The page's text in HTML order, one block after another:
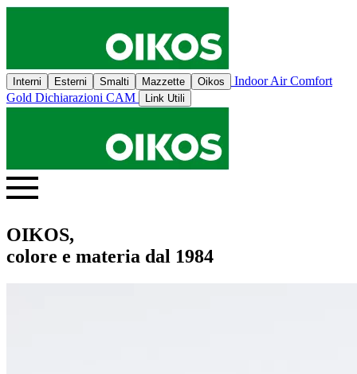
Interni Esterni Smalti Mazzette Oikos
Indoor Air Comfort
Gold Dichiarazioni CAM Link Utili
OIKOS,
colore e materia dal 1984